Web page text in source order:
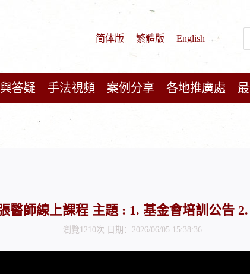
简体版 繁體版 English
答疑 手法視頻 案例分享 各地推廣處
醫師線上課程 主題 : 1. 基金會培訓公告 2.
瀏覽1210次 日期：2026/06/05 15:38:36